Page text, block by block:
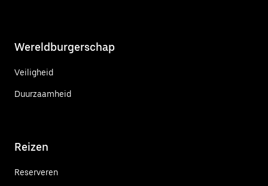
Wereldburgerschap
Veiligheid
Duurzaamheid
Reizen
Reserveren